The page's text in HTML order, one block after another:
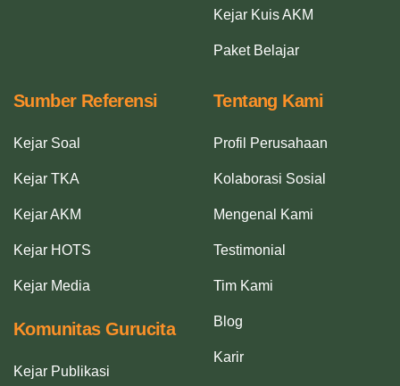
Kejar Kuis AKM
Paket Belajar
Sumber Referensi
Kejar Soal
Kejar TKA
Kejar AKM
Kejar HOTS
Kejar Media
Komunitas Gurucita
Kejar Publikasi
Tentang Kami
Profil Perusahaan
Kolaborasi Sosial
Mengenal Kami
Testimonial
Tim Kami
Blog
Karir